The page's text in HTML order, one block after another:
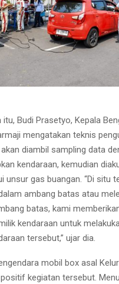
itu, Budi Prasetyo, Kepala
mengatakan teknis
diambil sampling data
kendaraan, kemudian
unsur gas buangan. “Di situ
ambang batas atau
batas, kami
kendaraan untuk
tersebut,” ujar dia.
mobil box asal
kegiatan tersebut.